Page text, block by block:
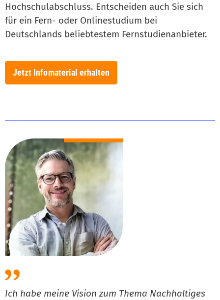
Hochschulabschluss. Entscheiden auch Sie sich
für ein Fern- oder Onlinestudium bei
Deutschlands beliebtestem Fernstudienanbieter.
Jetzt Infomaterial erhalten
Ich habe meine Vision zum Thema Nachhaltiges